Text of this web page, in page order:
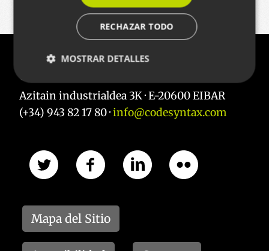
Mapa del Sitio
Contacto
Azitain industrialdea 3K · E-20600 EIBAR
(+34) 943 82 17 80 ·info@codesyntax.com
RECHAZAR TODO
MOSTRAR DETALLES
Cookies estrictamente necesarias
Cookies de funcionalidad
Las cookies estrictamente necesarias permiten la
web no se puede utilizar correctamente sin las
cookies estrictamente necesarias.